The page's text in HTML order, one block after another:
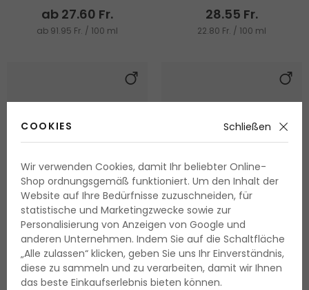
ab 27.60 Fr.
ab 91.95 Fr. / 100 ml
28.55 Fr.
22.80 Fr. / 100 ml
-24%
Azzaro The Most Wanted
Parfum
Azzaro Sport 2022
Eau de Toilette
COOKIES Schließen
Wir verwenden Cookies, damit Ihr beliebter Online-
Shop ordnungsgemäß funktioniert. Um den Inhalt der
Website auf Ihre Bedürfnisse zuzuschneiden, für
statistische und Marketingzwecke sowie zur
Personalisierung von Anzeigen von Google und
anderen Unternehmen. Indem Sie auf die Schaltfläche
„Alle zulassen“ klicken, geben Sie uns Ihr Einverständnis,
diese zu sammeln und zu verarbeiten, damit wir Ihnen
das beste Einkaufserlebnis bieten können.